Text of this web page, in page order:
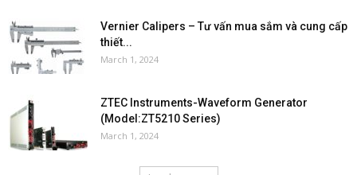
Vernier Calipers – Tư vấn mua sắm và cung cấp
thiết...
March 1, 2024
ZTEC Instruments-Waveform Generator
(Model:ZT5210 Series)
March 1, 2024